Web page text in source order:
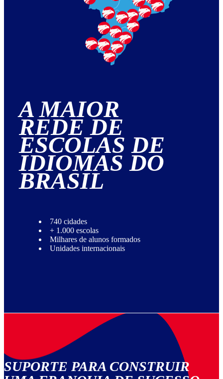
A MAIOR
REDE DE
ESCOLAS DE
IDIOMAS DO
BRASIL
740 cidades
+ 1.000 escolas
Milhares de alunos formados
Unidades internacionais
SUPORTE PARA CONSTRUIR